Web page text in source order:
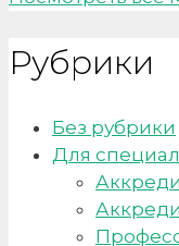
Рубрики
Без рубрики
Для